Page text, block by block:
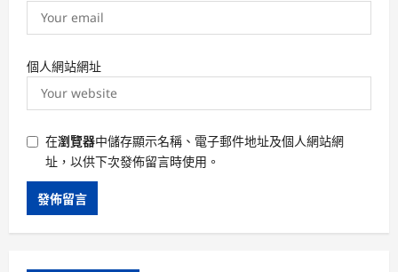
個人網站網址
在瀏覽器中儲存顯示名稱、電子郵件地址及個人網站網
址，以供下次發佈留言時使用。